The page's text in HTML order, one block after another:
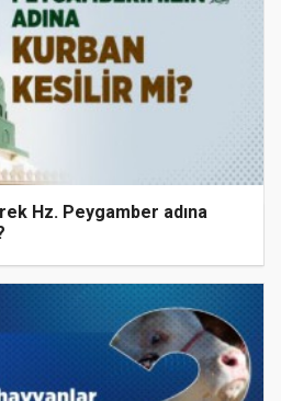
Hz. Peygamber adına